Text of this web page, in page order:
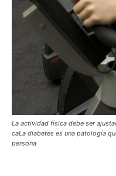
La actividad física debe ser
caLa diabetes es una patología
persona